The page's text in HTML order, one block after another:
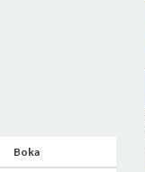
Boka